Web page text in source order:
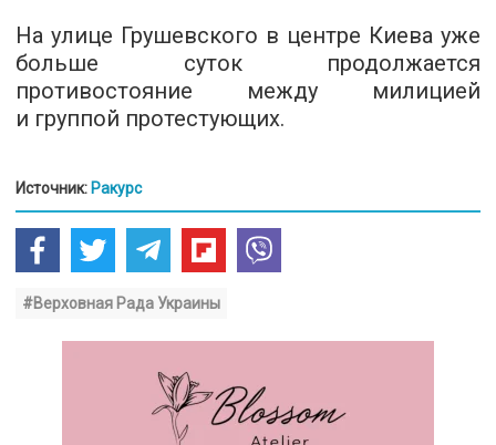
На улице Грушевского в центре Киева уже
больше суток продолжается
противостояние между милицией
и группой протестующих.
Источник: Ракурс
#Верховная Рада Украины